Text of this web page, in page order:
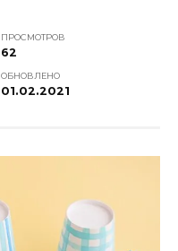
ПРОСМОТРОВ
62
ОБНОВЛЕНО
01.02.2021